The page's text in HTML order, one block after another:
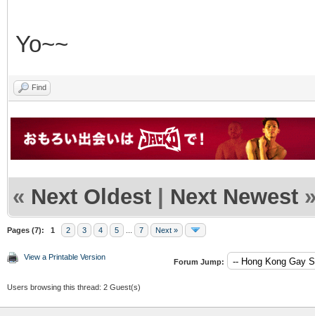
Yo~~
Find
« Next Oldest | Next Newest
Pages (7): 1 2 3 4 5 7 Next »
View a Printable Version
Forum Jump:
Users browsing this thread: 2 Guest(s)